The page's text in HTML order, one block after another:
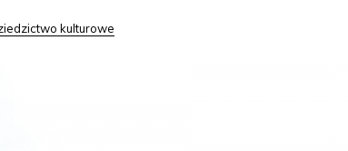
kulturowe